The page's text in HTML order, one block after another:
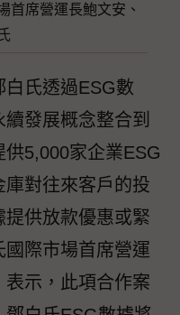
首席營運長鮑文安、
氏透過ESG數
發展概念整合到
5,000家企業ESG
對往來客戶的投
供放款優惠或緊
際市場首席營運
示，此項合作案